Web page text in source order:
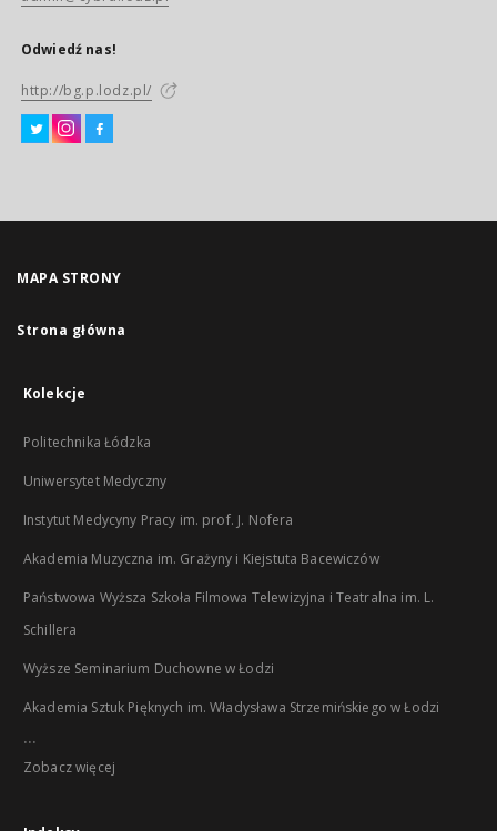
Odwiedź nas!
http://bg.p.lodz.pl/
MAPA STRONY
Strona główna
Kolekcje
Politechnika Łódzka
Uniwersytet Medyczny
Instytut Medycyny Pracy im. prof. J. Nofera
Akademia Muzyczna im. Grażyny i Kiejstuta Bacewiczów
Państwowa Wyższa Szkoła Filmowa Telewizyjna i Teatralna im. L.
Schillera
Wyższe Seminarium Duchowne w Łodzi
Akademia Sztuk Pięknych im. Władysława Strzemińskiego w Łodzi
...
Zobacz więcej